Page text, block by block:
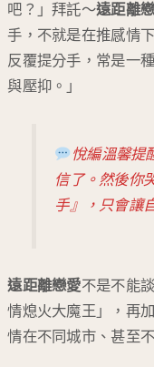
吧？」拜託～遠距離
手，不就是在推感情
反覆提分手，常是一
與壓抑。」
悅編溫馨提
信了。然後你
手』，只會讓
遠距離戀愛不是不能
情熄火大魔王」，再
情在不同城市、甚至